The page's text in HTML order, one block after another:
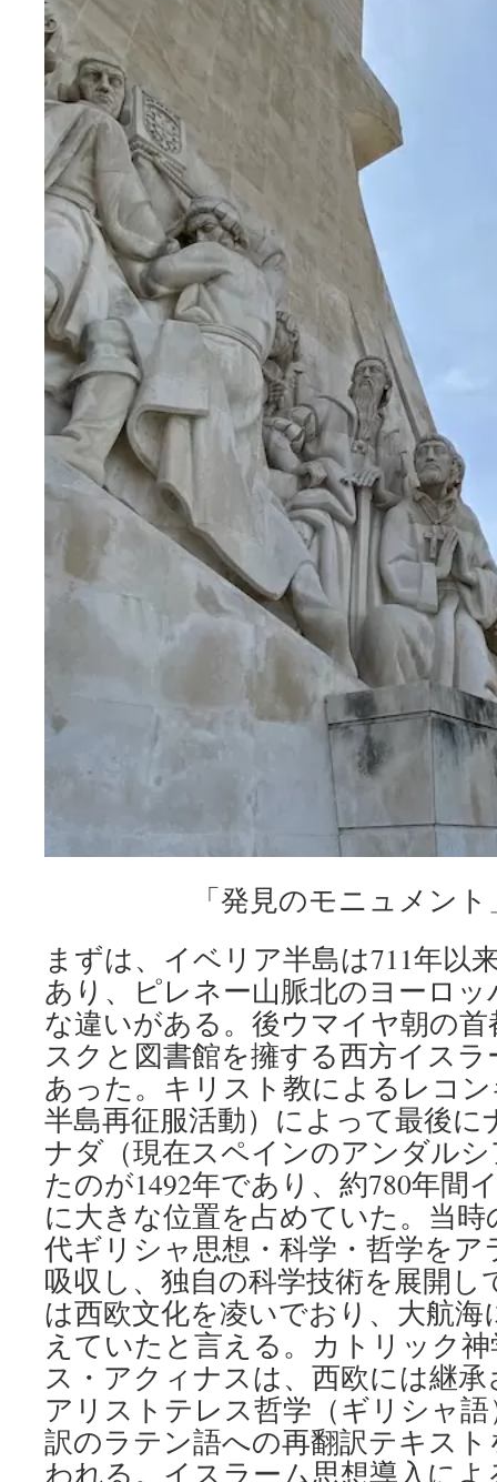
「発見のモニュメン
まずは、イベリア半島は711年以
あり、ピレネー山脈北のヨーロ
な違いがある。後ウマイヤ朝の
スクと図書館を擁する西方イス
あった。キリスト教によるレコ
半島再征服活動）によって最後
ナダ（現在スペインのアンダル
たのが1492年であり、約780年間
に大きな位置を占めていた。当
代ギリシャ思想・科学・哲学を
吸収し、独自の科学技術を展開
は西欧文化を凌いでおり、大航
えていたと言える。カトリック
ス・アクィナスは、西欧には継
アリストテレス哲学（ギリシャ
訳のラテン語への再翻訳テキス
われる。イスラーム思想導入に